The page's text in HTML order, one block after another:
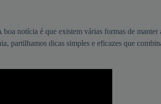
notícia é que existem várias formas de manter
partilhamos dicas simples e eficazes que